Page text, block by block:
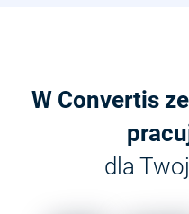
W Convertis
dla